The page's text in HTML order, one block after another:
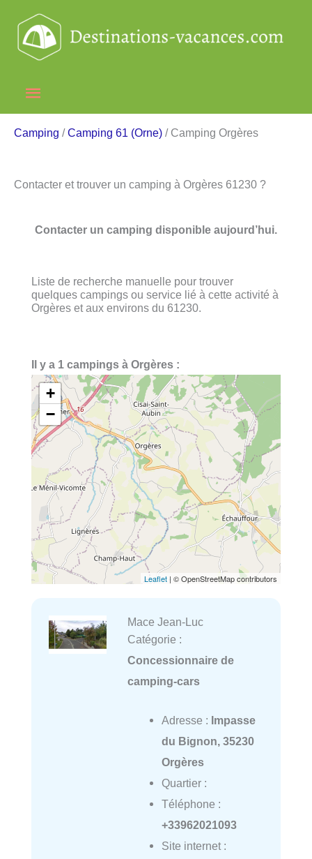
contenu
Menu
principal
Camping /Camping 61 (Orne) / Camping Orgères
Contacter et trouver un camping à Orgères 61230 ?
Contacter un camping disponible aujourd’hui.
Liste de recherche manuelle pour trouver
quelques campings ou service lié à cette activité à
Orgères et aux environs du 61230.
Il y a 1 campings à Orgères :
+
−
Leaflet | © OpenStreetMap contributors
Mace Jean-Luc
Catégorie :
Concessionnaire de
camping-cars
Adresse : Impasse
du Bignon, 35230
Orgères
Quartier :
Téléphone :
+33962021093
Site internet :